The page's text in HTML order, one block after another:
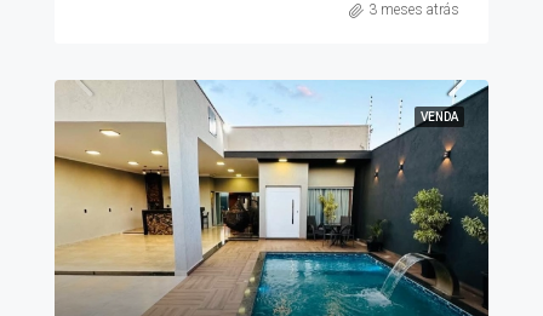
3 meses atrás
VENDA